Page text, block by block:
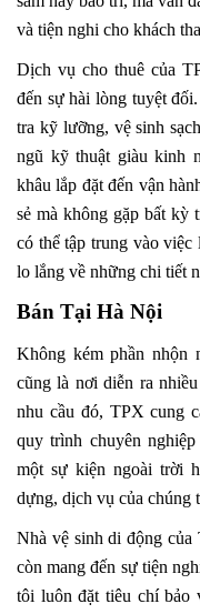
và tiện nghi cho khách
Dịch vụ cho thuê của
đến sự hài lòng tuyệt
tra kỹ lưỡng, vệ sinh
ngũ kỹ thuật giàu kinh
khâu lắp đặt đến vận
sẻ mà không gặp bất kỳ
có thể tập trung vào
lo lắng về những chi tiết
Bán Tại Hà Nội
Không kém phần
cũng là nơi diễn ra
nhu cầu đó, TPX cung
quy trình chuyên
một sự kiện ngoài trời
dựng, dịch vụ của chúng
Nhà vệ sinh di động của
còn mang đến sự tiện
tôi luôn đặt tiêu chí bảo